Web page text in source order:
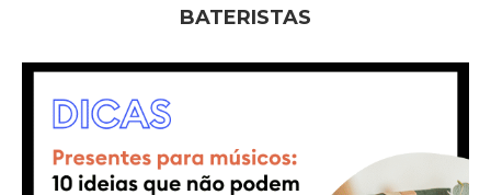
BATERISTAS